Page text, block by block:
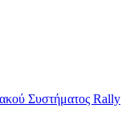
Συστήματος Rally